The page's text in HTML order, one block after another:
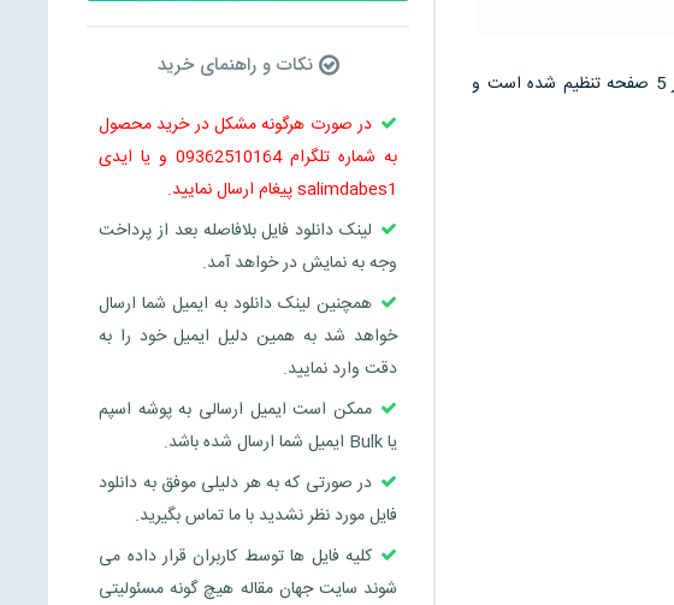
این تحقیق مقاله دارای موضوعاتی همچون مقدمه تحلیل نتیجه گیری و .. می باشد و در 5 صفحه تنظیم شده است و
نکات و راهنمای خرید
در صورت هرگونه مشکل در خرید محصول
به شماره تلگرام 09362510164 و یا ایدی
salimdabes1 پیغام ارسال نمایید.
لینک دانلود فایل بلافاصله بعد از پرداخت
وجه به نمایش در خواهد آمد.
همچنین لینک دانلود به ایمیل شما ارسال
خواهد شد به همین دلیل ایمیل خود را به
دقت وارد نمایید.
ممکن است ایمیل ارسالی به پوشه اسپم
یا Bulk ایمیل شما ارسال شده باشد.
در صورتی که به هر دلیلی موفق به دانلود
فایل مورد نظر نشدید با ما تماس بگیرید.
کلیه فایل ها توسط کاربران قرار داده می
شوند سایت جهان مقاله هیچ گونه مسئولیتی